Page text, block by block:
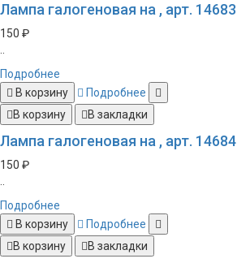
Лампа галогеновая на , арт. 14683
150 ₽
Подробнее
В корзину
Подробнее
В корзину
В закладки
Лампа галогеновая на , арт. 14684
150 ₽
Подробнее
В корзину
Подробнее
В корзину
В закладки